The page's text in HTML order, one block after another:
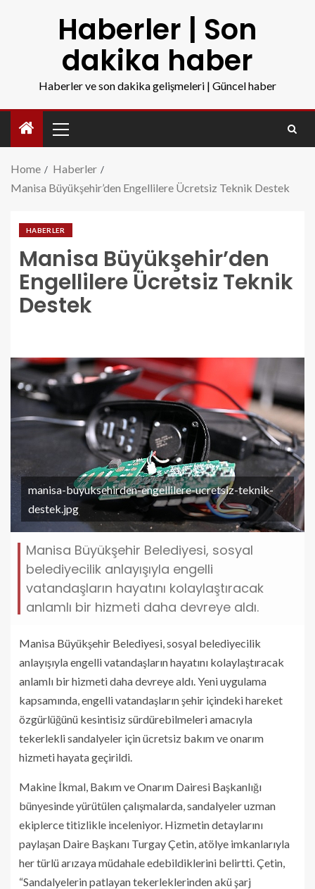
Haberler | Son
dakika haber
Haberler ve son dakika gelişmeleri | Güncel haber
Home
Haberler
Manisa Büyükşehir’den Engellilere Ücretsiz Teknik Destek
HABERLER
Manisa Büyükşehir’den
Engellilere Ücretsiz Teknik
Destek
manisa-buyuksehirden-engellilere-ucretsiz-teknik-
destek.jpg
Manisa Büyükşehir Belediyesi, sosyal
belediyecilik anlayışıyla engelli
vatandaşların hayatını kolaylaştıracak
anlamlı bir hizmeti daha devreye aldı.
Manisa Büyükşehir Belediyesi, sosyal belediyecilik
anlayışıyla engelli vatandaşların hayatını kolaylaştıracak
anlamlı bir hizmeti daha devreye aldı. Yeni uygulama
kapsamında, engelli vatandaşların şehir içindeki hareket
özgürlüğünü kesintisiz sürdürebilmeleri amacıyla
tekerlekli sandalyeler için ücretsiz bakım ve onarım
hizmeti hayata geçirildi.
Makine İkmal, Bakım ve Onarım Dairesi Başkanlığı
bünyesinde yürütülen çalışmalarda, sandalyeler uzman
ekiplerce titizlikle inceleniyor. Hizmetin detaylarını
paylaşan Daire Başkanı Turgay Çetin, atölye imkanlarıyla
her türlü arızaya müdahale edebildiklerini belirtti. Çetin,
“Sandalyelerin patlayan tekerleklerinden akü şarj